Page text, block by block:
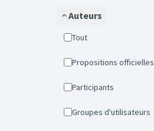
Auteurs
Tout
Propositions officielles
Participants
Groupes d'utilisateurs